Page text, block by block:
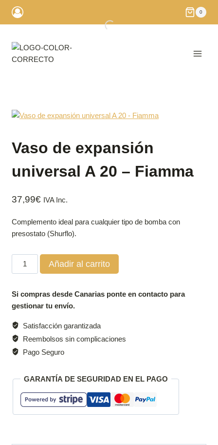
Saltar
0
Vaso de expansión
universal A 20 – Fiamma
37,99€ IVA Inc.
Complemento ideal para cualquier tipo de bomba con
presostato (Shurflo).
Vaso
de
universal
A
-
Fiamma
cantidad
Añadir al carrito
Si compras desde Canarias ponte en contacto para
gestionar tu envío.
Satisfacción garantizada
Reembolsos sin complicaciones
Pago Seguro
GARANTÍA DE SEGURIDAD EN EL PAGO